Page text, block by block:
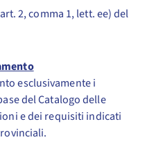
2, comma 1, lett. ee) del
esclusivamente i
del Catalogo delle
e dei requisiti indicati